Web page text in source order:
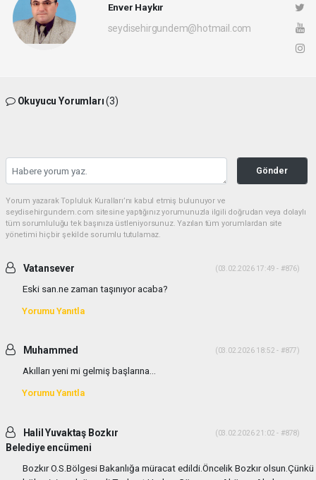
Enver Haykır
seydisehirgundem@hotmail.com
Okuyucu Yorumları(3)
Gönder
Yorum yazarak Topluluk Kuralları’nı kabul etmiş bulunuyor ve
seydisehirgundem.com sitesine yaptığınız yorumunuzla ilgili doğrudan veya dolaylı
tüm sorumluluğu tek başınıza üstleniyorsunuz. Yazılan tüm yorumlardan site
yönetimi hiçbir şekilde sorumlu tutulamaz.
Vatansever (03.02.2026 17:49 - #876)
Eski san.ne zaman taşınıyor acaba?
Yorumu Yanıtla
Muhammed (03.02.2026 18:52 - #877)
Akılları yeni mi gelmiş başlarına...
Yorumu Yanıtla
Halil Yuvaktaş Bozkır
Belediye encümeni
(03.02.2026 21:02 - #878)
Bozkır O.S.Bölgesi Bakanlığa müracat edildi.Öncelik Bozkır olsun.Çünkü